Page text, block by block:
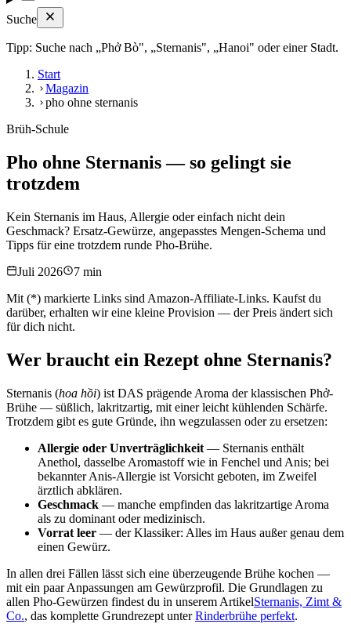
Suche
Tipp: Suche nach „Phở Bò", „Sternanis", „Hanoi" oder einer Stadt.
Start
Magazin
pho ohne sternanis
Brüh-Schule
Pho ohne Sternanis — so gelingt sie
trotzdem
Kein Sternanis im Haus, Allergie oder einfach nicht dein
Geschmack? Ersatz-Gewürze, angepasstes Mengen-Schema und
Tipps für eine trotzdem runde Pho-Brühe.
Juli 2026
7 min
Mit (*) markierte Links sind Amazon-Affiliate-Links. Kaufst du
darüber, erhalten wir eine kleine Provision — der Preis ändert sich
für dich nicht.
Wer braucht ein Rezept ohne Sternanis?
Sternanis (hoa hồi) ist DAS prägende Aroma der klassischen Phở-
Brühe — süßlich, lakritzartig, mit einer leicht kühlenden Schärfe.
Trotzdem gibt es gute Gründe, ihn wegzulassen oder zu ersetzen:
Allergie oder Unverträglichkeit — Sternanis enthält
Anethol, dasselbe Aromastoff wie in Fenchel und Anis; bei
bekannter Anis-Allergie ist Vorsicht geboten, im Zweifel
ärztlich abklären.
Geschmack — manche empfinden das lakritzartige Aroma
als zu dominant oder medizinisch.
Vorrat leer — der Klassiker: Alles im Haus außer genau dem
einen Gewürz.
In allen drei Fällen lässt sich eine überzeugende Brühe kochen —
mit ein paar Anpassungen am Gewürzprofil. Die Grundlagen zu
allen Pho-Gewürzen findest du in unserem ArtikelSternanis, Zimt &
Co., das komplette Grundrezept unterRinderbrühe perfekt.